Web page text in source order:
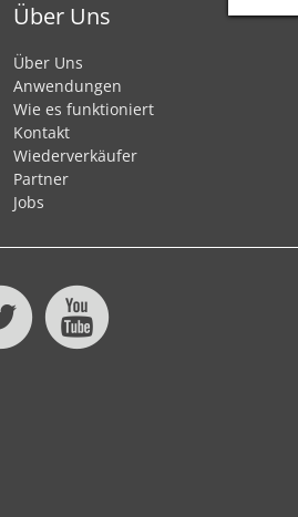
Über Uns
Über Uns
Anwendungen
Wie es funktioniert
Kontakt
Wiederverkäufer
Partner
Jobs